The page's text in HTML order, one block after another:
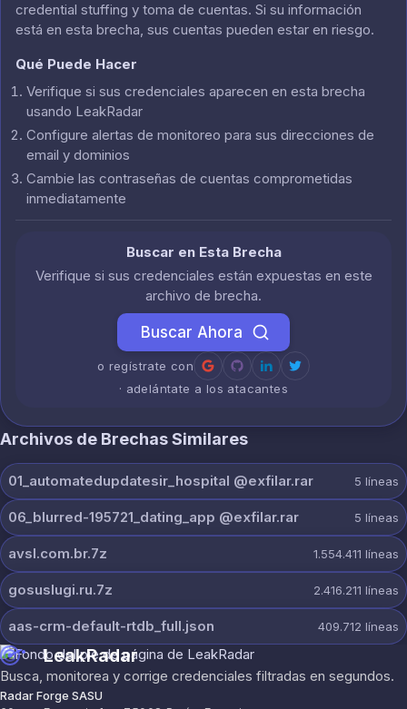
credential stuffing y toma de cuentas. Si su información
está en esta brecha, sus cuentas pueden estar en riesgo.
Qué Puede Hacer
Verifique si sus credenciales aparecen en esta brecha
usando LeakRadar
Configure alertas de monitoreo para sus direcciones de
email y dominios
Cambie las contraseñas de cuentas comprometidas
inmediatamente
Buscar en Esta Brecha
Verifique si sus credenciales están expuestas en este
archivo de brecha.
Buscar Ahora
o regístrate con
· adelántate a los atacantes
Archivos de Brechas Similares
01_automatedupdatesir_hospital @exfilar.rar 5 líneas
06_blurred-195721_dating_app @exfilar.rar 5 líneas
avsl.com.br.7z 1.554.411 líneas
gosuslugi.ru.7z 2.416.211 líneas
aas-crm-default-rtdb_full.json 409.712 líneas
LeakRadar
Busca, monitorea y corrige credenciales filtradas en segundos.
Radar Forge SASU